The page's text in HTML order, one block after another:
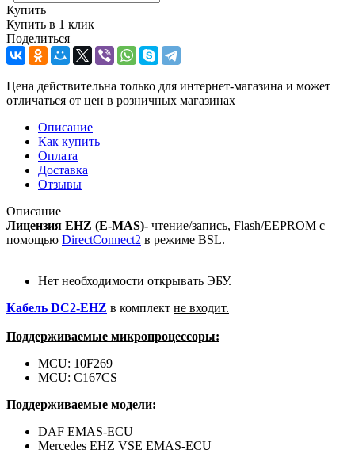
Купить
Купить в 1 клик
Поделиться
Цена действительна только для интернет-магазина и может
отличаться от цен в розничных магазинах
Описание
Как купить
Оплата
Доставка
Отзывы
Описание
Лицензия EHZ (E-MAS)- чтение/запись, Flash/EEPROM с
помощью DirectConnect2 в режиме BSL.
Нет необходимости открывать ЭБУ.
Кабель DC2-EHZ в комплект не входит.
Поддерживаемые микропроцессоры:
MCU: 10F269
MCU: C167CS
Поддерживаемые модели:
DAF EMAS-ECU
Mercedes EHZ VSE EMAS-ECU